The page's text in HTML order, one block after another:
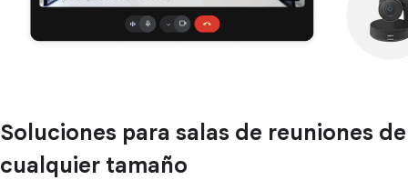
Soluciones para salas de reuniones de
cualquier tamaño